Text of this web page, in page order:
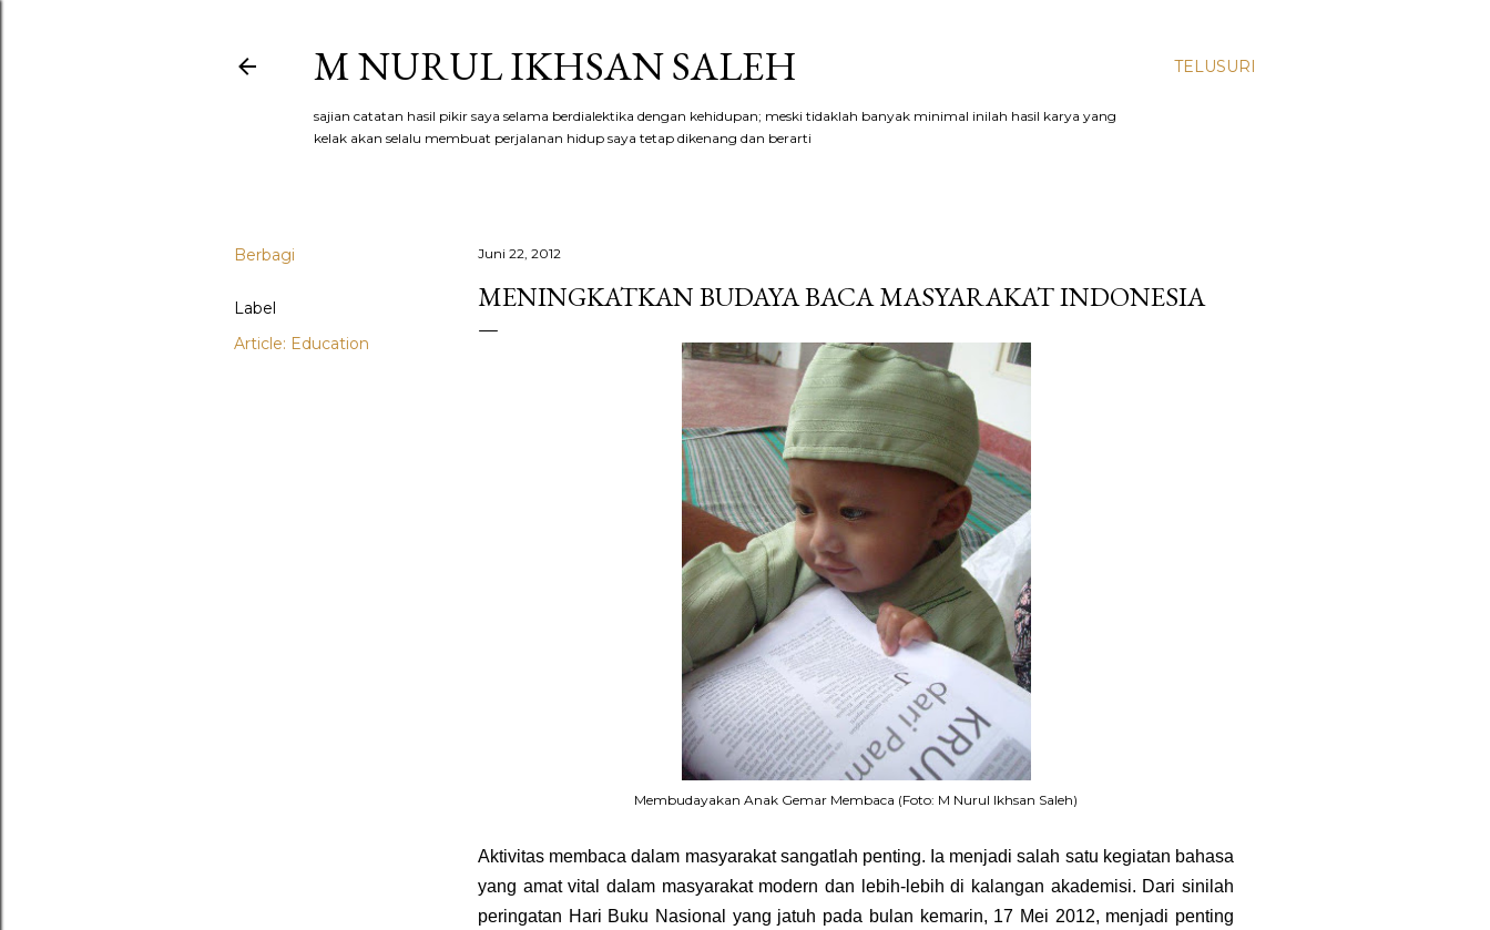
TELUSURI
M NURUL IKHSAN SALEH
sajian catatan hasil pikir saya selama berdialektika dengan kehidupan; meski tidaklah banyak minimal inilah hasil karya yang
kelak akan selalu membuat perjalanan hidup saya tetap dikenang dan berarti
Berbagi
Label
Article: Education
Juni 22, 2012
MENINGKATKAN BUDAYA BACA MASYARAKAT INDONESIA
Membudayakan Anak Gemar Membaca (Foto: M Nurul Ikhsan Saleh)
Aktivitas membaca dalam masyarakat sangatlah penting. Ia menjadi salah satu kegiatan bahasa
yang amat vital dalam masyarakat modern dan lebih-lebih di kalangan akademisi. Dari sinilah
peringatan Hari Buku Nasional yang jatuh pada bulan kemarin, 17 Mei 2012, menjadi penting